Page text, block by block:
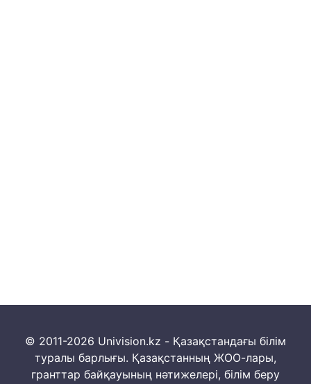
© 2011-2026 Univision.kz - Қазақстандағы білім
туралы барлығы. Қазақстанның ЖОО-лары,
гранттар байқауының нәтижелері, білім беру